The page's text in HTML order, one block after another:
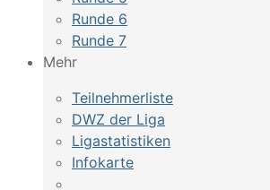
Runde 6
Runde 7
Mehr
Teilnehmerliste
DWZ der Liga
Ligastatistiken
Infokarte